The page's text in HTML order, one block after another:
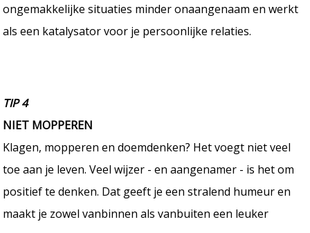
ongemakkelijke situaties minder onaangenaam en werkt
als een katalysator voor je persoonlijke relaties.
TIP 4
NIET MOPPEREN
Klagen, mopperen en doemdenken? Het voegt niet veel
toe aan je leven. Veel wijzer - en aangenamer - is het om
positief te denken. Dat geeft je een stralend humeur en
maakt je zowel vanbinnen als vanbuiten een leuker